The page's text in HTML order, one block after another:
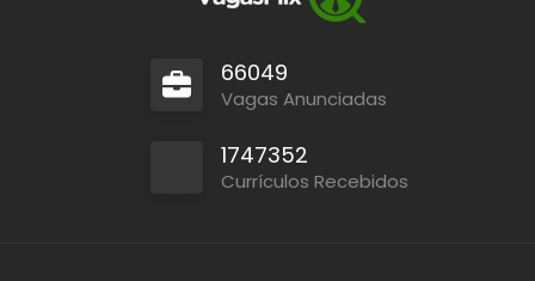
66049
Vagas Anunciadas
1747352
Currículos Recebidos